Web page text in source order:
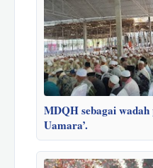
MDQH sebagai wadah
Uamara’.